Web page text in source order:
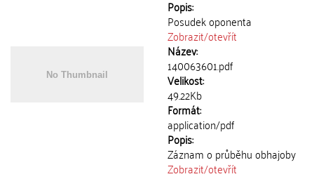
Popis:
Posudek oponenta
Zobrazit/otevřít
Název:
140063601.pdf
Velikost:
49.22Kb
Formát:
application/pdf
Popis:
Záznam o průběhu obhajoby
Zobrazit/otevřít